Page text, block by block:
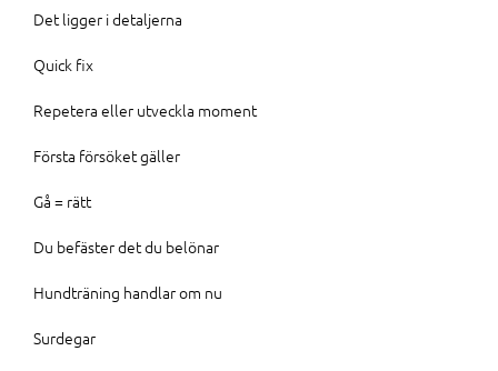
Det ligger i detaljerna
Quick fix
Repetera eller utveckla moment
Första försöket gäller
Gå = rätt
Du befäster det du belönar
Hundträning handlar om nu
Surdegar